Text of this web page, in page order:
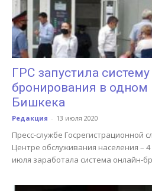
ГРС запустила
бронирования в
Бишкека
Редакция - 13 июля 2020
Пресс-службе Госрегистрационной
Центре обслуживания населения –
июля заработала система онлайн-